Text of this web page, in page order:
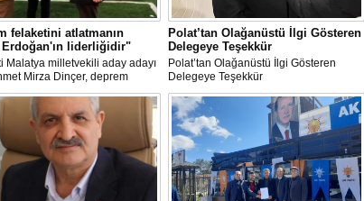
MHP Adıyaman Milletvekili Adayları
Belirlendi
Depremde hasar gören cami
minaresi yıkıldı
Akşener, Adıyaman'da Ciddi Hijyen
AV. MEHMET MİRZA DİNÇER'İN
felaketini atlatmanın
liderliğidir"
Malatya milletvekili aday adayı
Mirza Dinçer, deprem
atlatmanın çözüm adresi
liderliği olduğunu söyledi.
Polat’tan Olağanüstü İlgi Gösteren
Delegeye Teşekkür
Polat’tan Olağanüstü İlgi Gösteren
Delegeye Teşekkür